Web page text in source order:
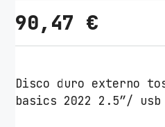
90,47 €
Disco duro externo
basics 2022 2.5″/